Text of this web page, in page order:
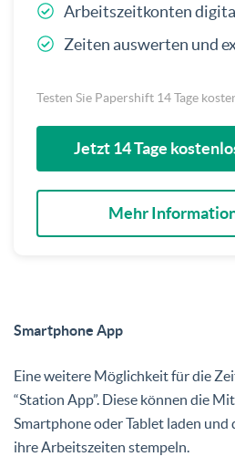
Arbeitszeitkonten
Zeiten auswerten und
Testen Sie Papershift 14 Tage
Jetzt 14 Tage
Mehr
Smartphone App
Eine weitere Möglichkeit für die
“Station App”. Diese können die
Smartphone oder Tablet laden
ihre Arbeitszeiten stempeln.